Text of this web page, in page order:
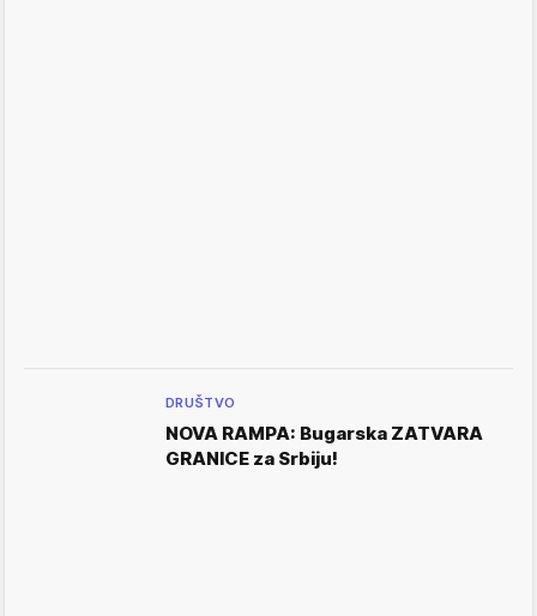
DRUŠTVO
NOVA RAMPA: Bugarska ZATVARA
GRANICE za Srbiju!